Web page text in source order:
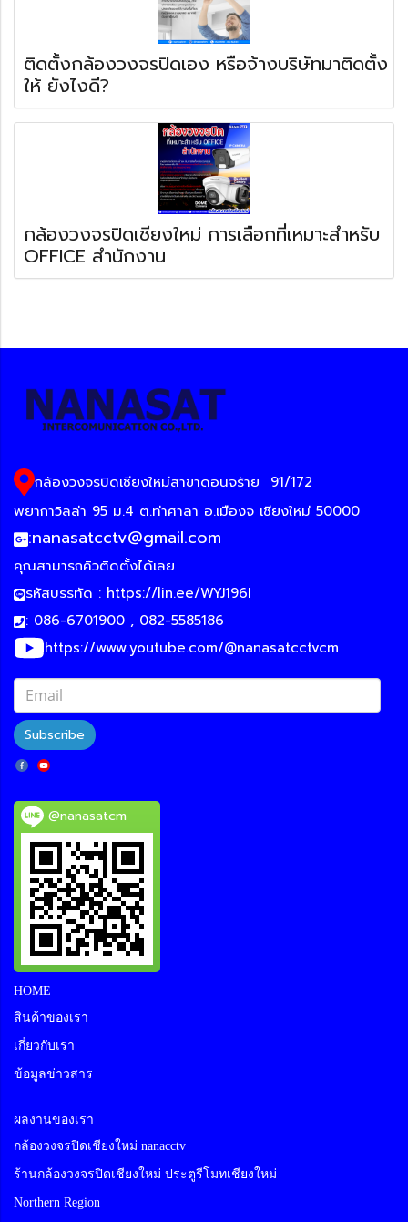
ติดตั้งกล้องวงจรปิดเอง หรือจ้างบริษัทมาติดตั้ง
ให้ ยังไงดี?
กล้องวงจรปิดเชียงใหม่ การเลือกที่เหมาะสำหรับ
OFFICE สำนักงาน
กล้องวงจรปิดเชียงใหม่สาขาดอนจร้าย
91/172
พยากาวิลล่า 95 ม.4 ต.ท่าศาลา อ.เมืองจ เชียงใหม่ 50000
:nanasatcctv@gmail.com
คุณสามารถคิวติดตั้งได้เลย
รหัสบรรทัด : https://lin.ee/WYJ196I
: 086-6701900 , 082-5585186
https://www.youtube.com/@nanasatcctvcm
Subscribe
@nanasatcm
HOME
สินค้าของเรา
เกี่ยวกับเรา
ข้อมูลข่าวสาร
ผลงานของเรา
กล้องวงจรปิดเชียงใหม่ nanacctv
ร้านกล้องวงจรปิดเชียงใหม่ ประตูรีโมทเชียงใหม่
Northern Region